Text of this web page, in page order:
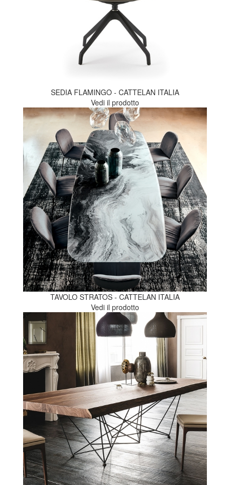
SEDIA FLAMINGO - CATTELAN ITALIA
Vedi il prodotto
TAVOLO STRATOS - CATTELAN ITALIA
Vedi il prodotto